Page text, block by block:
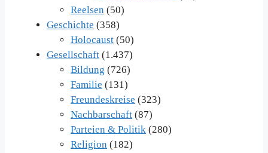
Reelsen (50)
Geschichte (358)
Holocaust (50)
Gesellschaft (1.437)
Bildung (726)
Familie (131)
Freundeskreise (323)
Nachbarschaft (87)
Parteien & Politik (280)
Religion (182)